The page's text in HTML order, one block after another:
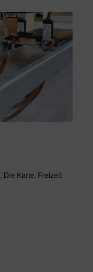
Die Karte Freizeit